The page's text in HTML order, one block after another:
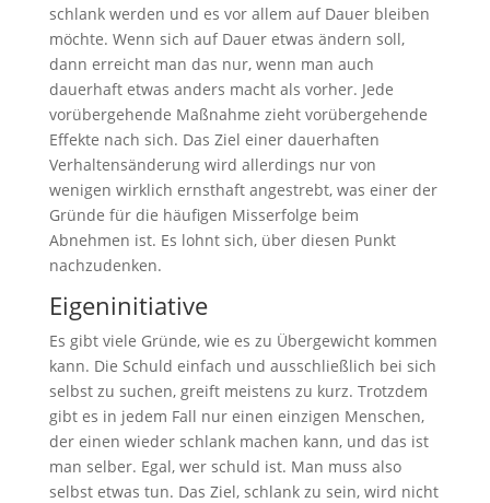
schlank werden und es vor allem auf Dauer bleiben
möchte. Wenn sich auf Dauer etwas ändern soll,
dann erreicht man das nur, wenn man auch
dauerhaft etwas anders macht als vorher. Jede
vorübergehende Maßnahme zieht vorübergehende
Effekte nach sich. Das Ziel einer dauerhaften
Verhaltensänderung wird allerdings nur von
wenigen wirklich ernsthaft angestrebt, was einer der
Gründe für die häufigen Misserfolge beim
Abnehmen ist. Es lohnt sich, über diesen Punkt
nachzudenken.
Eigeninitiative
Es gibt viele Gründe, wie es zu Übergewicht kommen
kann. Die Schuld einfach und ausschließlich bei sich
selbst zu suchen, greift meistens zu kurz. Trotzdem
gibt es in jedem Fall nur einen einzigen Menschen,
der einen wieder schlank machen kann, und das ist
man selber. Egal, wer schuld ist. Man muss also
selbst etwas tun. Das Ziel, schlank zu sein, wird nicht